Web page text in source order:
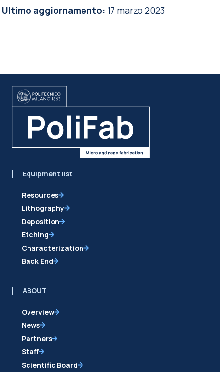
Ultimo aggiornamento: 17 marzo 2023
Equipment list
Resources
Lithography
Deposition
Etching
Characterization
Back End
ABOUT
Overview
News
Partners
Staff
Scientific Board